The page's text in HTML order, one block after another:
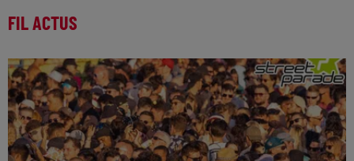
FIL ACTUS